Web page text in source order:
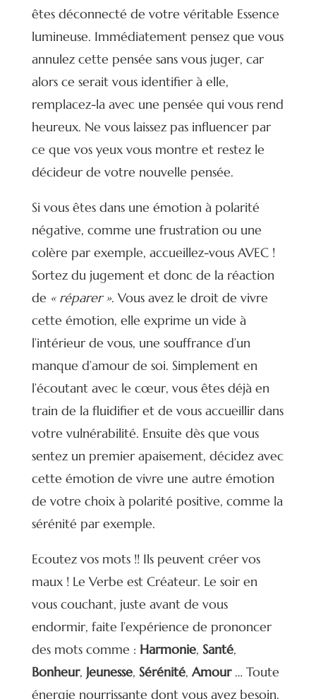
êtes déconnecté de votre véritable Essence
lumineuse. Immédiatement pensez que vous
annulez cette pensée sans vous juger, car
alors ce serait vous identifier à elle,
remplacez-la avec une pensée qui vous rend
heureux. Ne vous laissez pas influencer par
ce que vos yeux vous montre et restez le
décideur de votre nouvelle pensée.
Si vous êtes dans une émotion à polarité
négative, comme une frustration ou une
colère par exemple, accueillez-vous AVEC !
Sortez du jugement et donc de la réaction
de « réparer ». Vous avez le droit de vivre
cette émotion, elle exprime un vide à
l’intérieur de vous, une souffrance d’un
manque d’amour de soi. Simplement en
l’écoutant avec le cœur, vous êtes déjà en
train de la fluidifier et de vous accueillir dans
votre vulnérabilité. Ensuite dès que vous
sentez un premier apaisement, décidez avec
cette émotion de vivre une autre émotion
de votre choix à polarité positive, comme la
sérénité par exemple.
Ecoutez vos mots !! Ils peuvent créer vos
maux ! Le Verbe est Créateur. Le soir en
vous couchant, juste avant de vous
endormir, faite l’expérience de prononcer
des mots comme : Harmonie, Santé,
Bonheur, Jeunesse, Sérénité,Amour … Toute
énergie nourrissante dont vous avez besoin.